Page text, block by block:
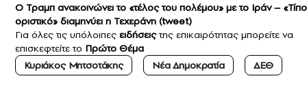
Ο Τραμπ ανακοινώνει το «τέλος του πολέμου» με το Ιράν –
οριστικό» διαμηνύει η Τεχεράνη (tweet)
Για όλες τις υπόλοιπες ειδήσειςτης επικαιρότητας μπορείτε να
επισκεφτείτε το Πρώτο Θέμα
Κυριάκος Μητσοτάκης
Νέα Δημοκρατία ΔΕΘ